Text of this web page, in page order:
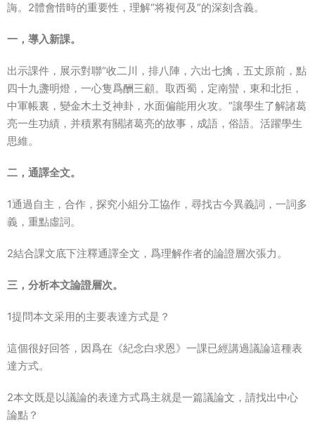
誨。2體會惜時的重要性，理解“将複何及”的深刻含義。
一，導入新課。
出示課件，展示對聯“收二川，排八陣，六出七擒，五丈原前，點
四十九盞明燈，一心隻爲酬三顧。取西蜀，定南蠻，東和北拒，
中軍帳裏，變金木土爻神卦，水面偏能用火攻。”讓學生了解諸葛
亮一生功績，并積累有關諸葛亮的故事，成語，俗語。活躍學生
思維。
二，通譯全文。
1通過自主，合作，探究小組分工協作，尋找古今異義詞，一詞多
義，重點虛詞。
2結合課文底下注釋通譯全文，爲理解作者的論證層次張力。
三，分析本文論證層次。
1提問本文采用的主要表達方式是？
這個很好回答，因爲在《紀念白求恩》一課已經講過議論這種表
達方式。
2本文既是以議論的表達方式爲主就是一篇議論文，請找出中心
論點？